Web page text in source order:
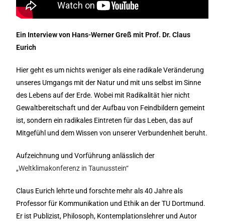
Ein Interview von Hans-Werner Greß mit Prof. Dr. Claus
Eurich
Hier geht es um nichts weniger als eine radikale Veränderung
unseres Umgangs mit der Natur und mit uns selbst im Sinne
des Lebens auf der Erde. Wobei mit Radikalität hier nicht
Gewaltbereitschaft und der Aufbau von Feindbildern gemeint
ist, sondern ein radikales Eintreten für das Leben, das auf
Mitgefühl und dem Wissen von unserer Verbundenheit beruht.
Aufzeichnung und Vorführung anlässlich der
„Weltklimakonferenz in Taunusstein“
Claus Eurich lehrte und forschte mehr als 40 Jahre als
Professor für Kommunikation und Ethik an der TU Dortmund.
Er ist Publizist, Philosoph, Kontemplationslehrer und Autor